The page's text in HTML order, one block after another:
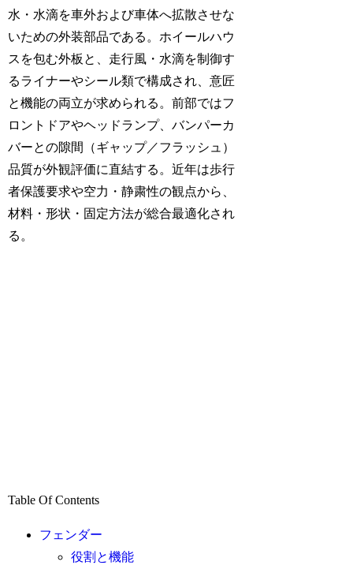
水・水滴を車外および車体へ拡散させな
いための外装部品である。ホイールハウ
スを包む外板と、走行風・水滴を制御す
るライナーやシール類で構成され、意匠
と機能の両立が求められる。前部ではフ
ロントドアやヘッドランプ、バンパーカ
バーとの隙間（ギャップ／フラッシュ）
品質が外観評価に直結する。近年は歩行
者保護要求や空力・静粛性の観点から、
材料・形状・固定方法が総合最適化され
る。
Table Of Contents
フェンダー
役割と機能